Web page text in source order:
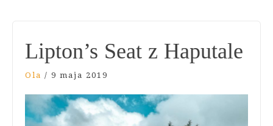
Lipton’s Seat z Haputale
Ola / 9 maja 2019